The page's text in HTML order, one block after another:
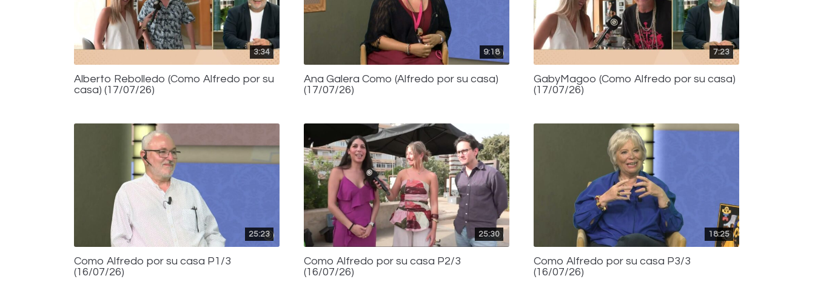
3:34
Alberto Rebolledo (Como Alfredo por su
casa) (17/07/26)
9:18
Ana Galera Como (Alfredo por su casa)
(17/07/26)
7:23
GabyMagoo (Como Alfredo por su casa)
(17/07/26)
25:23
Como Alfredo por su casa P1/3
(16/07/26)
25:30
Como Alfredo por su casa P2/3
(16/07/26)
18:25
Como Alfredo por su casa P3/3
(16/07/26)